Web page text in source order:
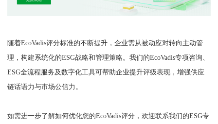
随着EcoVadis评分标准的不断提升，企业需从被动应对转向主动管
理，构建系统化的ESG战略和管理策略。我们的EcoVadis专项咨询、
ESG全流程服务及数字化工具可帮助企业提升评级表现，增强供应
链话语力与市场公信力。
如需进一步了解如何优化您的EcoVadis评分，欢迎联系我们的ESG专